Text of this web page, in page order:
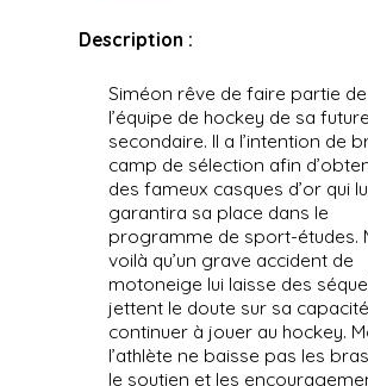
Description :
Siméon rêve de faire partie de
l’équipe de hockey de sa
secondaire. Il a l’intention de
camp de sélection afin
des fameux casques d’or qui
garantira sa place dans le
programme de sport-études.
voilà qu’un grave accident de
motoneige lui laisse des
jettent le doute sur sa
continuer à jouer au hockey.
l’athlète ne baisse pas les
le soutien et les